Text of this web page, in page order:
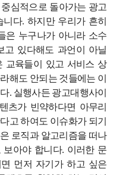
심적으로 돌아가는 광고
니다. 하지만 우리가 흔히
은 누구나가 아니라 소수
고 있다해도 과언이 아닐
교육들이 있고 서비스 상
해도 안되는 것들에는 이
. 실행사든 광고대행사이
츠가 빈약하다면 아무리
고 하여도 이슈화가 되기
로직과 알고리즘을 떠나
보아야 합니다. 이러한 문
먼저 자기가 하고 싶은